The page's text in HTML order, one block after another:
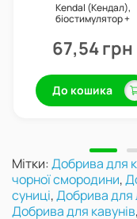
Kendal (Кендал),
біостимулятор +
Valagro
67,54 грн
До кошика
Мітки:Добрива для
чорної смородини,
суниці,Добрива для
Добрива для кавунів,